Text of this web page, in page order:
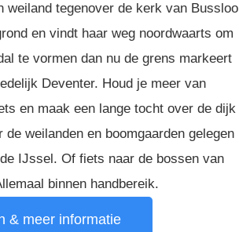
weiland tegenover de kerk van Bussloo
en vindt haar weg noordwaarts om
te vormen dan nu de grens markeert
Deventer. Houd je meer van
en maak een lange tocht over de dijk
de weilanden en boomgaarden gelegen
IJssel. Of fiets naar de bossen van
binnen handbereik.
& meer informatie